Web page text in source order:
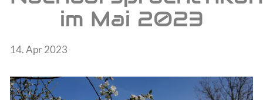
Newsletter
Über uns
Lehrende
im Mai 2023
14. Apr 2023